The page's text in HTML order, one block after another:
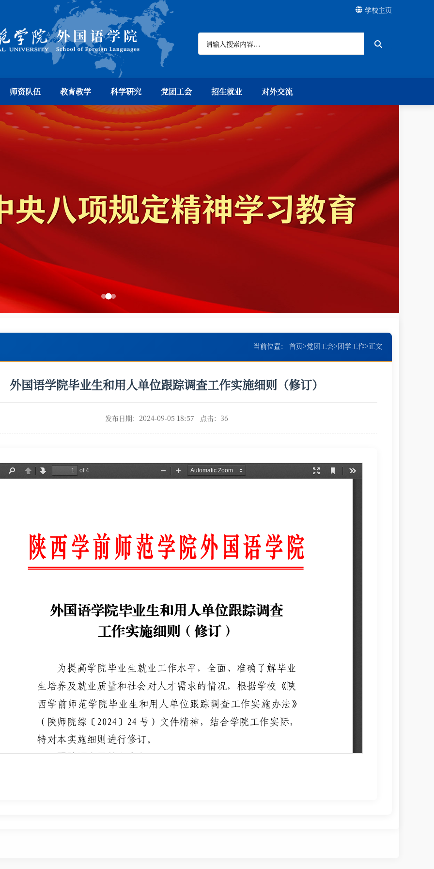
学校主页
师资队伍 教育教学 科学研究 党团工会 招生就业 对外交流
当前位置： 首页>党团工会>团学工作>正文
外国语学院毕业生和用人单位跟踪调查工作实施细则（修订）
发布日期：2024-09-05 18:57 点击： 36